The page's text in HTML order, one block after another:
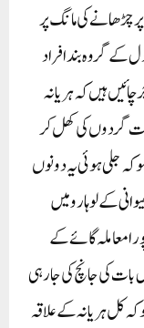
چڑھا نے کی مانگ پر
کے گروہ بند افراد
ہیں کہ ہریانہ
گردوں کی کھل کر
جلی ہوئی یہ دونوں
کلومیٹر دور بھیوانی کے لوہارو میں
معاملہ گائے کے
بات کی جانچ کی جا رہی
کل ہریانہ کے علاقہ